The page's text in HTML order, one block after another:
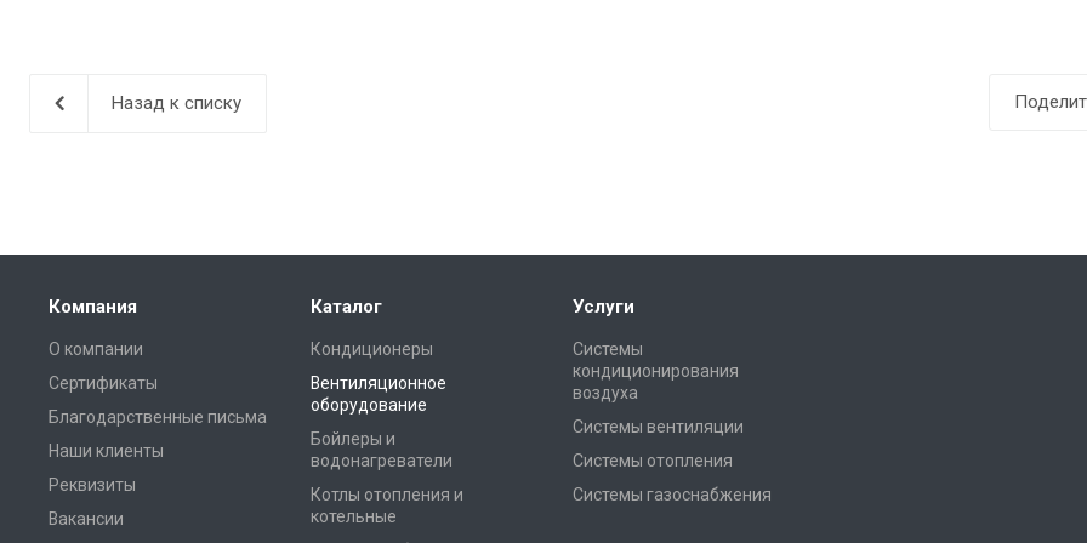
Назад к списку
Компания
О компании
Сертификаты
Благодарственные письма
Наши клиенты
Реквизиты
Вакансии
Каталог
Кондиционеры
Вентиляционное
оборудование
Бойлеры и
водонагреватели
Котлы отопления и
котельные
Услуги
Системы
кондиционирования
воздуха
Системы вентиляции
Системы отопления
Системы газоснабжения